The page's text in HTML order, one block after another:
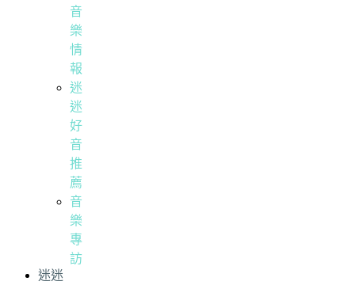
音
樂
情
報
迷
迷
好
音
推
薦
音
樂
專
訪
迷迷